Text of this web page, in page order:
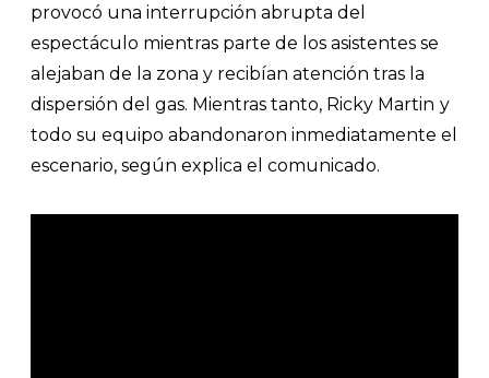
provocó una interrupción abrupta del
espectáculo mientras parte de los asistentes se
alejaban de la zona y recibían atención tras la
dispersión del gas. Mientras tanto, Ricky Martin y
todo su equipo abandonaron inmediatamente el
escenario, según explica el comunicado.